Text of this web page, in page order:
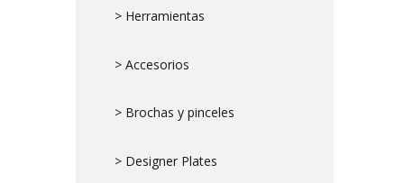
> Herramientas
> Accesorios
> Brochas y pinceles
> Designer Plates